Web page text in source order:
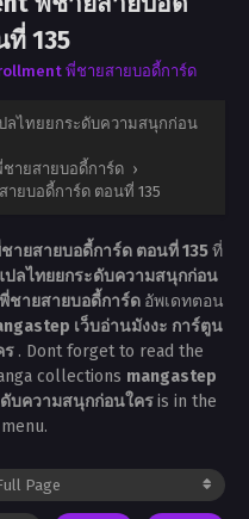
135
พี่ชายสายบอดี้การ์ด
ลไทยยกระดับความสนุกก่อน
ชายสายบอดี้การ์ด ›
ายบอดี้การ์ด ตอนที่ 135
ายสายบอดี้การ์ด ตอนที่ 135ที่
ปลไทยยกระดับความสนุกก่อน
ชายสายบอดี้การ์ด อัพเดทตอน
เว็บอ่านมังงะ การ์ตูน
ร . Dont forget to read the
collections mangastep
บความสนุกก่อนใครis in the